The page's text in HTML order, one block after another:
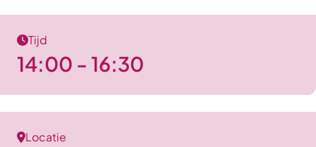
Tijd
14:00 - 16:30
Locatie